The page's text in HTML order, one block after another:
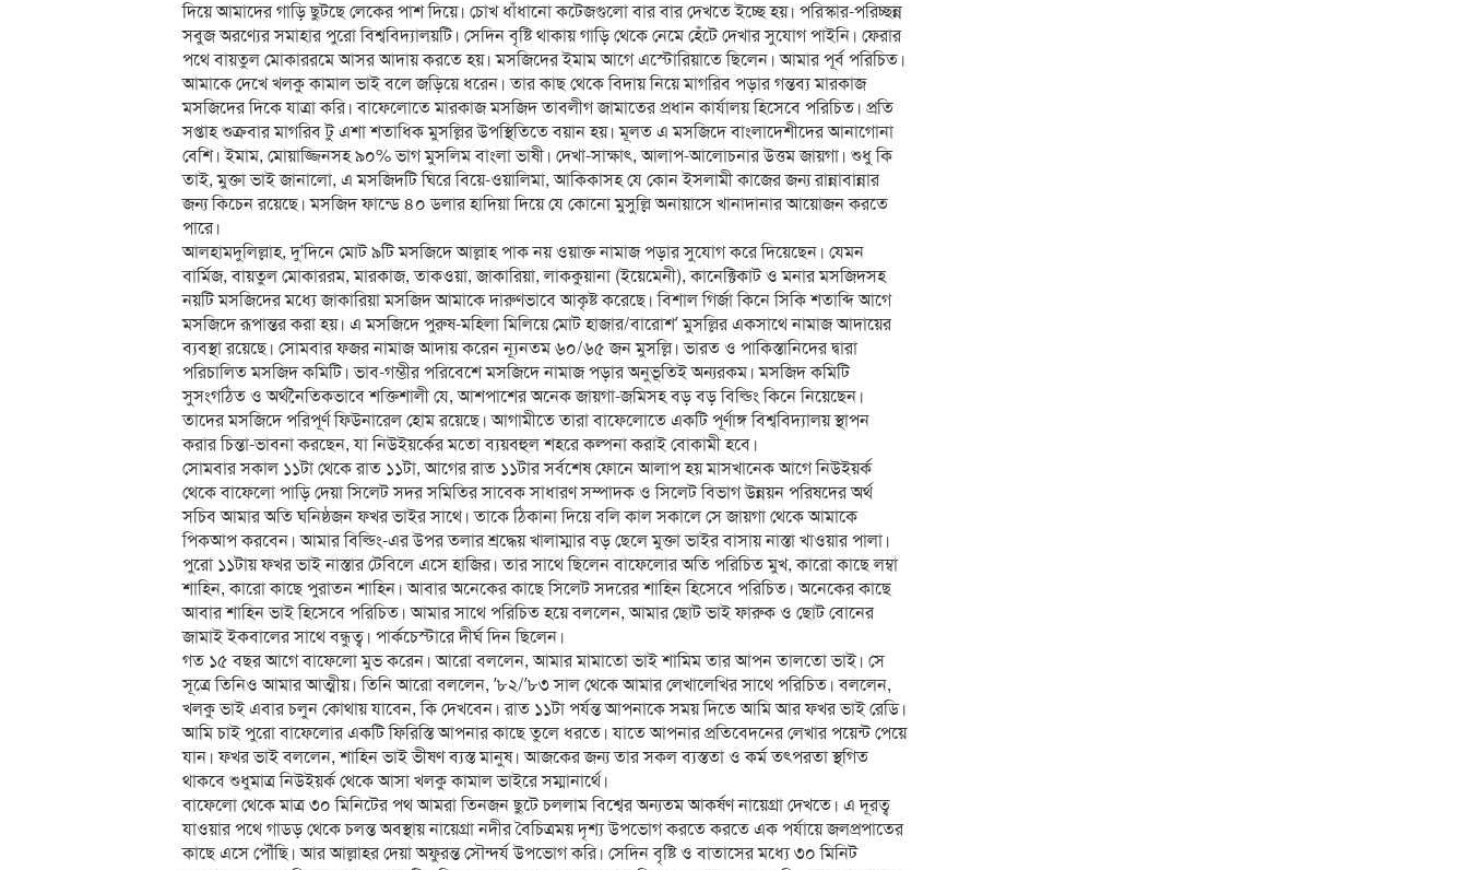
দিয়ে আমাদের গাড়ি ছুটছে লেকের পাশ দিয়ে। চোখ ধাঁধানো কটেজগুলো বার বার দেখতে ইচ্ছে হয়। পরিস্কার-পরিচ্ছন্ন
সবুজ অরণ্যের সমাহার পুরো বিশ্ববিদ্যালয়টি। সেদিন বৃষ্টি থাকায় গাড়ি থেকে নেমে হেঁটে দেখার সুযোগ পাইনি। ফেরার
পথে বায়তুল মোকাররমে আসর আদায় করতে হয়। মসজিদের ইমাম আগে এস্টোরিয়াতে ছিলেন। আমার পূর্ব পরিচিত।
আমাকে দেখে খলকু কামাল ভাই বলে জড়িয়ে ধরেন। তার কাছ থেকে বিদায় নিয়ে মাগরিব পড়ার গন্তব্য মারকাজ
মসজিদের দিকে যাত্রা করি। বাফেলোতে মারকাজ মসজিদ তাবলীগ জামাতের প্রধান কার্যালয় হিসেবে পরিচিত। প্রতি
সপ্তাহ শুক্রবার মাগরিব টু এশা শতাধিক মুসল্লির উপস্থিতিতে বয়ান হয়। মূলত এ মসজিদে বাংলাদেশীদের আনাগোনা
বেশি। ইমাম, মোয়াজ্জিনসহ ৯০% ভাগ মুসলিম বাংলা ভাষী। দেখা-সাক্ষাৎ, আলাপ-আলোচনার উত্তম জায়গা। শুধু কি
তাই, মুক্তা ভাই জানালো, এ মসজিদটি ঘিরে বিয়ে-ওয়ালিমা, আকিকাসহ যে কোন ইসলামী কাজের জন্য রান্নাবান্নার
জন্য কিচেন রয়েছে। মসজিদ ফান্ডে ৪০ ডলার হাদিয়া দিয়ে যে কোনো মুসুল্লি অনায়াসে খানাদানার আয়োজন করতে
পারে।
আলহামদুলিল্লাহ, দু’দিনে মোট ৯টি মসজিদে আল্লাহ পাক নয় ওয়াক্ত নামাজ পড়ার সুযোগ করে দিয়েছেন। যেমন
বার্মিজ, বায়তুল মোকাররম, মারকাজ, তাকওয়া, জাকারিয়া, লাককুয়ানা (ইয়েমেনী), কানেক্টিকাট ও মনার মসজিদসহ
নয়টি মসজিদের মধ্যে জাকারিয়া মসজিদ আমাকে দারুণভাবে আকৃষ্ট করেছে। বিশাল গির্জা কিনে সিকি শতাব্দি আগে
মসজিদে রূপান্তর করা হয়। এ মসজিদে পুরুষ-মহিলা মিলিয়ে মোট হাজার/বারোশ’ মুসল্লির একসাথে নামাজ আদায়ের
ব্যবস্থা রয়েছে। সোমবার ফজর নামাজ আদায় করেন ন্যূনতম ৬০/৬৫ জন মুসল্লি। ভারত ও পাকিস্তানিদের দ্বারা
পরিচালিত মসজিদ কমিটি। ভাব-গম্ভীর পরিবেশে মসজিদে নামাজ পড়ার অনুভূতিই অন্যরকম। মসজিদ কমিটি
সুসংগঠিত ও অর্থনৈতিকভাবে শক্তিশালী যে, আশপাশের অনেক জায়গা-জমিসহ বড় বড় বিল্ডিং কিনে নিয়েছেন।
তাদের মসজিদে পরিপূর্ণ ফিউনারেল হোম রয়েছে। আগামীতে তারা বাফেলোতে একটি পূর্ণাঙ্গ বিশ্ববিদ্যালয় স্থাপন
করার চিন্তা-ভাবনা করছেন, যা নিউইয়র্কের মতো ব্যয়বহুল শহরে কল্পনা করাই বোকামী হবে।
সোমবার সকাল ১১টা থেকে রাত ১১টা, আগের রাত ১১টার সর্বশেষ ফোনে আলাপ হয় মাসখানেক আগে নিউইয়র্ক
থেকে বাফেলো পাড়ি দেয়া সিলেট সদর সমিতির সাবেক সাধারণ সম্পাদক ও সিলেট বিভাগ উন্নয়ন পরিষদের অর্থ
সচিব আমার অতি ঘনিষ্ঠজন ফখর ভাইর সাথে। তাকে ঠিকানা দিয়ে বলি কাল সকালে সে জায়গা থেকে আমাকে
পিকআপ করবেন। আমার বিল্ডিং-এর উপর তলার শ্রদ্ধেয় খালাম্মার বড় ছেলে মুক্তা ভাইর বাসায় নাস্তা খাওয়ার পালা।
পুরো ১১টায় ফখর ভাই নাস্তার টেবিলে এসে হাজির। তার সাথে ছিলেন বাফেলোর অতি পরিচিত মুখ, কারো কাছে লম্বা
শাহিন, কারো কাছে পুরাতন শাহিন। আবার অনেকের কাছে সিলেট সদরের শাহিন হিসেবে পরিচিত। অনেকের কাছে
আবার শাহিন ভাই হিসেবে পরিচিত। আমার সাথে পরিচিত হয়ে বললেন, আমার ছোট ভাই ফারুক ও ছোট বোনের
জামাই ইকবালের সাথে বন্ধুত্ব। পার্কচেস্টারে দীর্ঘ দিন ছিলেন।
গত ১৫ বছর আগে বাফেলো মুভ করেন। আরো বললেন, আমার মামাতো ভাই শামিম তার আপন তালতো ভাই। সে
সূত্রে তিনিও আমার আত্মীয়। তিনি আরো বললেন, ’৮২/’৮৩ সাল থেকে আমার লেখালেখির সাথে পরিচিত। বললেন,
খলকু ভাই এবার চলুন কোথায় যাবেন, কি দেখবেন। রাত ১১টা পর্যন্ত আপনাকে সময় দিতে আমি আর ফখর ভাই রেডি।
আমি চাই পুরো বাফেলোর একটি ফিরিস্তি আপনার কাছে তুলে ধরতে। যাতে আপনার প্রতিবেদনের লেখার পয়েন্ট পেয়ে
যান। ফখর ভাই বললেন, শাহিন ভাই ভীষণ ব্যস্ত মানুষ। আজকের জন্য তার সকল ব্যস্ততা ও কর্ম তৎপরতা স্থগিত
থাকবে শুধুমাত্র নিউইয়র্ক থেকে আসা খলকু কামাল ভাইরে সম্মানার্থে।
বাফেলো থেকে মাত্র ৩০ মিনিটের পথ আমরা তিনজন ছুটে চললাম বিশ্বের অন্যতম আকর্ষণ নায়েগ্রা দেখতে। এ দূরত্ব
যাওয়ার পথে গাডড় থেকে চলন্ত অবস্থায় নায়েগ্রা নদীর বৈচিত্রময় দৃশ্য উপভোগ করতে করতে এক পর্যায়ে জলপ্রপাতের
কাছে এসে পৌঁছি। আর আল্লাহর দেয়া অফুরন্ত সৌন্দর্য উপভোগ করি। সেদিন বৃষ্টি ও বাতাসের মধ্যে ৩০ মিনিট